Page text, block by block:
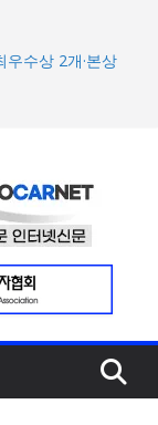
우수상 2개·본상
출시… 11일
역 최초 브랜드
켓 패키지 선보이